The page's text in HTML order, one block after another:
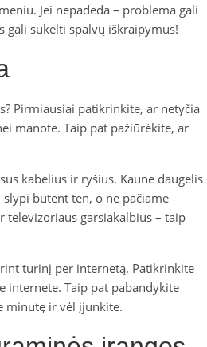
Jei nepadeda – problema gali
gali sukelti spalvų iškraipymus!
Pirmiausiai patikrinkite, ar netyčia
manote. Taip pat pažiūrėkite, ar
kabelius ir ryšius. Kaune daugelis
būtent ten, o ne pačiame
garsiakalbius – taip
turinį per internetą. Patikrinkite
internete. Taip pat pabandykite
minutę ir vėl įjunkite.